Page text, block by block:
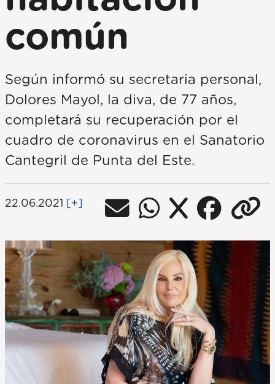
común
Según informó su secretaria personal,
Dolores Mayol, la diva, de 77 años,
completará su recuperación por el
cuadro de coronavirus en el Sanatorio
Cantegril de Punta del Este.
22.06.2021 [+]